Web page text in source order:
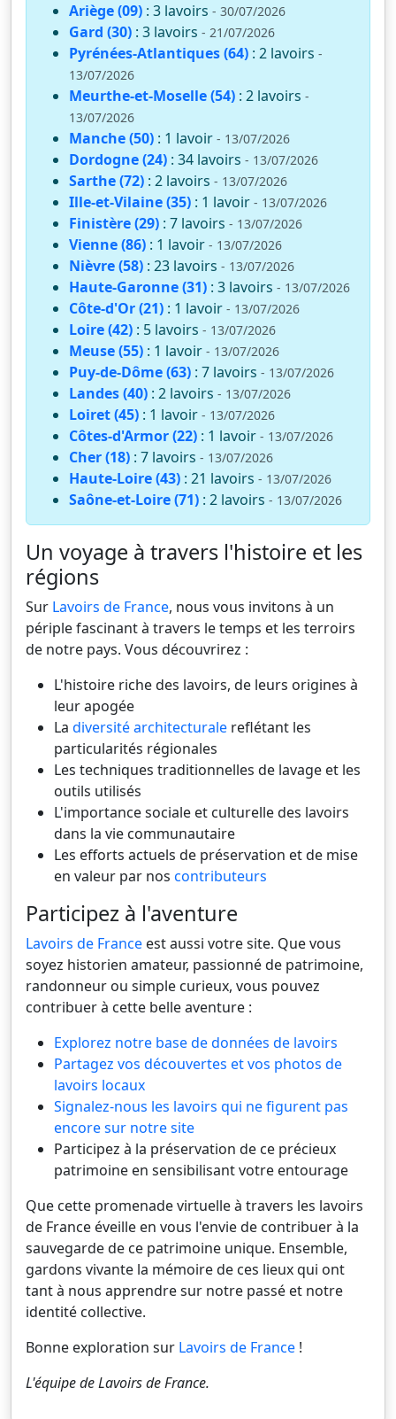
Ariège (09) : 3 lavoirs - 30/07/2026
Gard (30) : 3 lavoirs - 21/07/2026
Pyrénées-Atlantiques (64) : 2 lavoirs -
13/07/2026
Meurthe-et-Moselle (54) : 2 lavoirs -
13/07/2026
Manche (50) : 1 lavoir - 13/07/2026
Dordogne (24) : 34 lavoirs - 13/07/2026
Sarthe (72) : 2 lavoirs - 13/07/2026
Ille-et-Vilaine (35) : 1 lavoir - 13/07/2026
Finistère (29) : 7 lavoirs - 13/07/2026
Vienne (86) : 1 lavoir - 13/07/2026
Nièvre (58) : 23 lavoirs - 13/07/2026
Haute-Garonne (31) : 3 lavoirs - 13/07/2026
Côte-d'Or (21) : 1 lavoir - 13/07/2026
Loire (42) : 5 lavoirs - 13/07/2026
Meuse (55) : 1 lavoir - 13/07/2026
Puy-de-Dôme (63) : 7 lavoirs - 13/07/2026
Landes (40) : 2 lavoirs - 13/07/2026
Loiret (45) : 1 lavoir - 13/07/2026
Côtes-d'Armor (22) : 1 lavoir - 13/07/2026
Cher (18) : 7 lavoirs - 13/07/2026
Haute-Loire (43) : 21 lavoirs - 13/07/2026
Saône-et-Loire (71) : 2 lavoirs - 13/07/2026
Un voyage à travers l'histoire et les
régions
Sur Lavoirs de France, nous vous invitons à un
périple fascinant à travers le temps et les terroirs
de notre pays. Vous découvrirez :
L'histoire riche des lavoirs, de leurs origines à
leur apogée
La diversité architecturale reflétant les
particularités régionales
Les techniques traditionnelles de lavage et les
outils utilisés
L'importance sociale et culturelle des lavoirs
dans la vie communautaire
Les efforts actuels de préservation et de mise
en valeur par nos contributeurs
Participez à l'aventure
Lavoirs de France est aussi votre site. Que vous
soyez historien amateur, passionné de patrimoine,
randonneur ou simple curieux, vous pouvez
contribuer à cette belle aventure :
Explorez notre base de données de lavoirs
Partagez vos découvertes et vos photos de
lavoirs locaux
Signalez-nous les lavoirs qui ne figurent pas
encore sur notre site
Participez à la préservation de ce précieux
patrimoine en sensibilisant votre entourage
Que cette promenade virtuelle à travers les lavoirs
de France éveille en vous l'envie de contribuer à la
sauvegarde de ce patrimoine unique. Ensemble,
gardons vivante la mémoire de ces lieux qui ont
tant à nous apprendre sur notre passé et notre
identité collective.
Bonne exploration sur Lavoirs de France !
L'équipe deLavoirs de France.